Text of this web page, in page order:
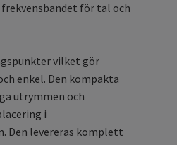
för tal och
vilket gör
enkel. Den kompakta
utrymmen och
i
Den levereras komplett